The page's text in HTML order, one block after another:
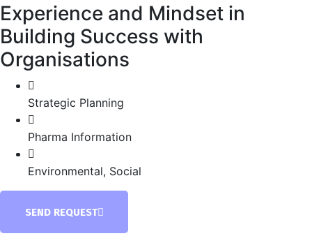
Experience and Mindset in
Building Success with
Organisations
Strategic Planning
Pharma Information
Environmental, Social
SEND REQUEST